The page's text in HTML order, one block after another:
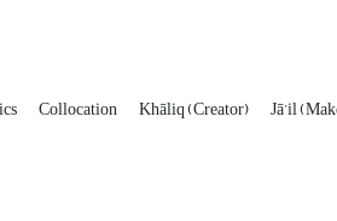
Collocation Khāliq (Creator) Jā’il